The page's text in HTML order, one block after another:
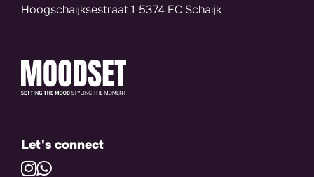
Hoogschaijksestraat 1 5374 EC Schaijk
Let's connect